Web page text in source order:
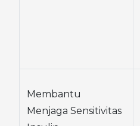
Membantu
Menjaga Sensitivitas